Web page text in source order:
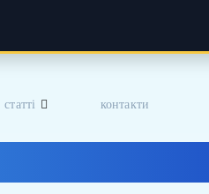
статті контакти